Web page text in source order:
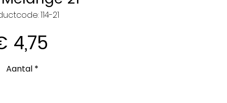
114-21
4,75
Aantal *